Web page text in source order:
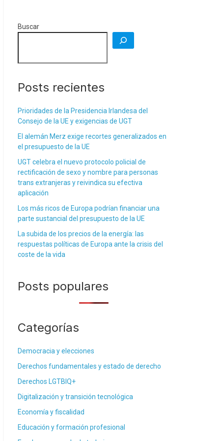
Buscar
Posts recientes
Prioridades de la Presidencia Irlandesa del
Consejo de la UE y exigencias de UGT
El alemán Merz exige recortes generalizados en
el presupuesto de la UE
UGT celebra el nuevo protocolo policial de
rectificación de sexo y nombre para personas
trans extranjeras y reivindica su efectiva
aplicación
Los más ricos de Europa podrían financiar una
parte sustancial del presupuesto de la UE
La subida de los precios de la energía: las
respuestas políticas de Europa ante la crisis del
coste de la vida
Posts populares
Categorías
Democracia y elecciones
Derechos fundamentales y estado de derecho
Derechos LGTBIQ+
Digitalización y transición tecnológica
Economía y fiscalidad
Educación y formación profesional